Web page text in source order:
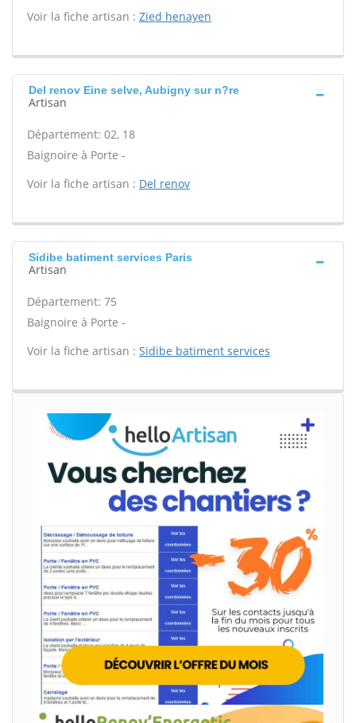
Voir la fiche artisan : Zied henayen
Del renov Eine selve, Aubigny sur n?re
Artisan
Département: 02, 18
Baignoire à Porte -
Voir la fiche artisan : Del renov
Sidibe batiment services Paris
Artisan
Département: 75
Baignoire à Porte -
Voir la fiche artisan : Sidibe batiment services